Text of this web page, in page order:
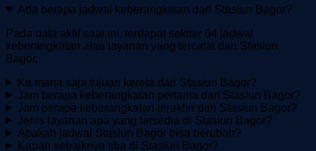
Ada berapa jadwal keberangkatan dari Stasiun Bagor?
Pada data aktif saat ini, terdapat sekitar 64 jadwal
keberangkatan atau layanan yang tercatat dari Stasiun
Bagor.
Ke mana saja tujuan kereta dari Stasiun Bagor?
Jam berapa keberangkatan pertama dari Stasiun Bagor?
Jam berapa keberangkatan terakhir dari Stasiun Bagor?
Jenis layanan apa yang tersedia di Stasiun Bagor?
Apakah jadwal Stasiun Bagor bisa berubah?
Kapan sebaiknya tiba di Stasiun Bagor?